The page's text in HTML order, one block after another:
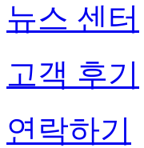
뉴스 센터
고객 후기
연락하기